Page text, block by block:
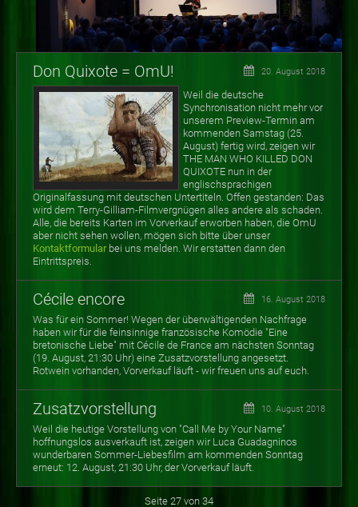
Don Quixote = OmU! 20. August 2018
Weil die deutsche
Synchronisation nicht mehr vor
unserem Preview-Termin am
kommenden Samstag (25.
August) fertig wird, zeigen wir
THE MAN WHO KILLED DON
QUIXOTE nun in der
englischsprachigen
Originalfassung mit deutschen Untertiteln. Offen gestanden: Das
wird dem Terry-Gilliam-Filmvergnügen alles andere als schaden.
Alle, die bereits Karten im Vorverkauf erworben haben, die OmU
aber nicht sehen wollen, mögen sich bitte über unser
Kontaktformularbei uns melden. Wir erstatten dann den
Eintrittspreis.
Cécile encore 16. August 2018
Was für ein Sommer! Wegen der überwältigenden Nachfrage
haben wir für die feinsinnige französische Komödie "Eine
bretonische Liebe" mit Cécile de France am nächsten Sonntag
(19. August, 21:30 Uhr) eine Zusatzvorstellung angesetzt.
Rotwein vorhanden, Vorverkauf läuft - wir freuen uns auf euch.
Zusatzvorstellung 10. August 2018
Weil die heutige Vorstellung von "Call Me by Your Name"
hoffnungslos ausverkauft ist, zeigen wir Luca Guadagninos
wunderbaren Sommer-Liebesfilm am kommenden Sonntag
erneut: 12. August, 21:30 Uhr, der Vorverkauf läuft.
Seite 27 von 34